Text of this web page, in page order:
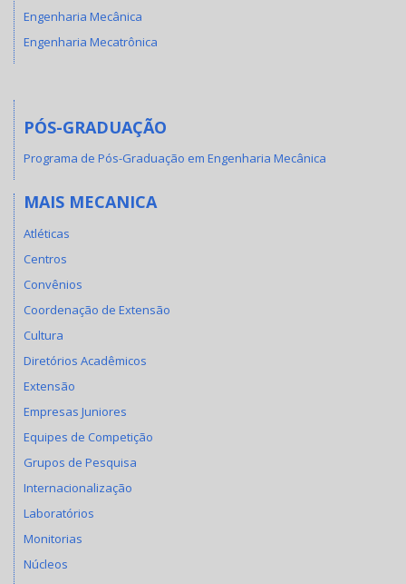
Engenharia Mecânica
Engenharia Mecatrônica
PÓS-GRADUAÇÃO
Programa de Pós-Graduação em Engenharia Mecânica
MAIS MECANICA
Atléticas
Centros
Convênios
Coordenação de Extensão
Cultura
Diretórios Acadêmicos
Extensão
Empresas Juniores
Equipes de Competição
Grupos de Pesquisa
Internacionalização
Laboratórios
Monitorias
Núcleos